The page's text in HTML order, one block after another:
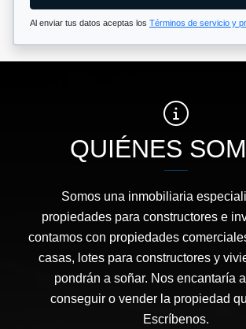
Al enviar tus datos aceptas los Términos de servicio y
QUIÉNES
Somos una inmobiliaria
propiedades para constructores e
contamos con propiedades
casas, lotes para constructores y
pondrán a soñar. Nos encantaría
conseguir o vender la propiedad
Escríbenos.